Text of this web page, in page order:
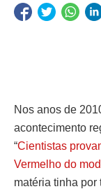
Nos anos de
acontecimento
“Cientistas
Vermelho do
matéria tinha por